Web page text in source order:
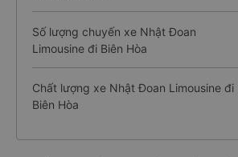
Số lượng chuyến xe Nhật Đoan
Limousine đi Biên Hòa
Chất lượng xe Nhật Đoan Limousine đi
Biên Hòa